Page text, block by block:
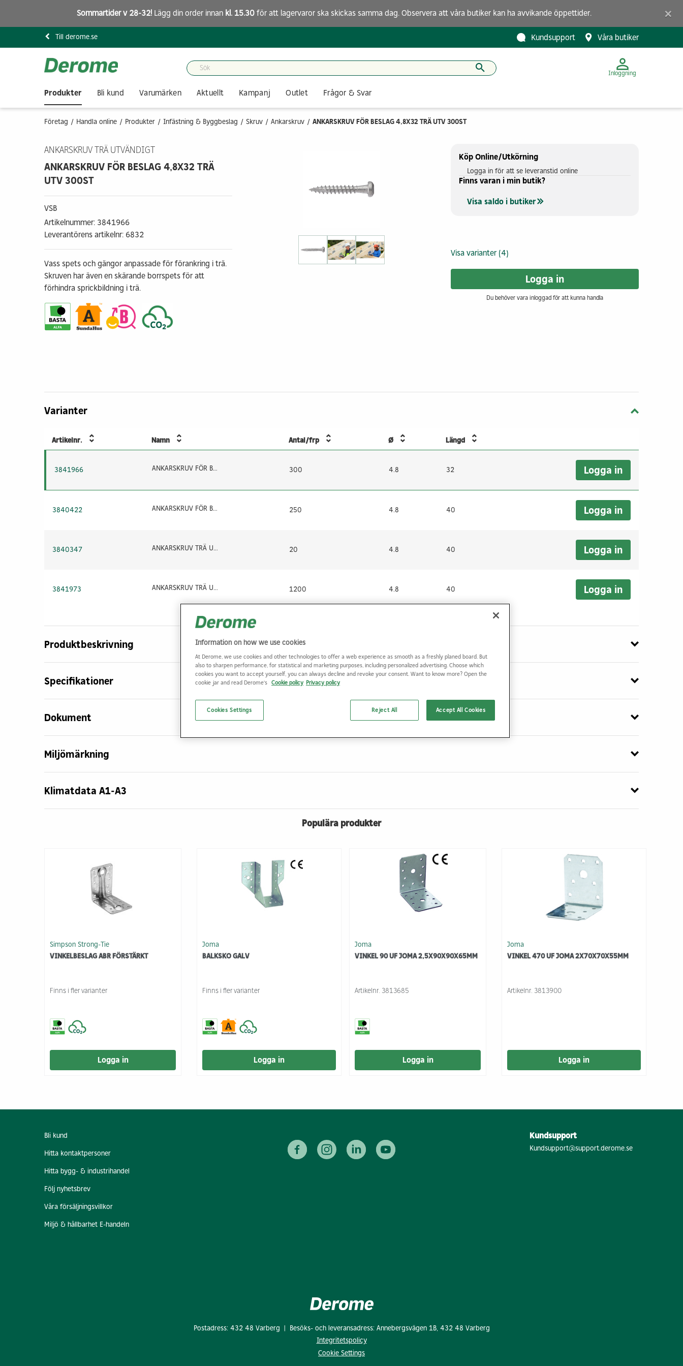
Sommartider v 28-32!Lägg din order innan kl. 15.30för att lagervaror ska skickas samma dag. Observera att våra butikerkan ha avvikande öppettider. ×
Till derome.se Kundsupport Våra butiker
Inloggning
Produkter Bli kund Varumärken Aktuellt Kampanj Outlet Frågor & Svar
Företag Handla online Produkter Infästning & Byggbeslag Skruv Ankarskruv ANKARSKRUV FÖR BESLAG 4,8X32 TRÄ UTV 300ST
ANKARSKRUV TRÄ UTVÄNDIGT
ANKARSKRUV FÖR BESLAG 4,8X32 TRÄ
UTV 300ST
VSB
Artikelnummer: 3841966
Leverantörens artikelnr: 6832
Vass spets och gängor anpassade för förankring i trä.
Skruven har även en skärande borrspets för att
förhindra sprickbildning i trä.
Köp Online/Utkörning
Logga in för att se leveranstid online
Finns varan i min butik?
Visa saldo i butiker
Visa varianter (4)
Logga in
Du behöver vara inloggad för att kunna handla
Varianter
Artikelnr. Namn Antal/frp Ø Längd
3841966 ANKARSKRUV FÖR BESLAG 4,8X32 TRÄ UTV 300ST 300 4.8 32 Logga in
3840422 ANKARSKRUV FÖR BESLAG 4,8X40 TRÄ UTV 250ST 250 4.8 40 Logga in
3840347 ANKARSKRUV TRÄ UTV 4,8X40 20ST 20 4.8 40 Logga in
3841973 ANKARSKRUV TRÄ UTV HINK 4,8X40 1200ST 1200 4.8 40 Logga in
Produktbeskrivning
Specifikationer
Dokument
Miljömärkning
Klimatdata A1-A3
Populära produkter
Simpson Strong-Tie
VINKELBESLAG ABR FÖRSTÄRKT
Finns i fler varianter
Logga in
Joma
BALKSKO GALV
Finns i fler varianter
Logga in
Joma
VINKEL 90 UF JOMA 2,5X90X90X65MM
Artikelnr. 3813685
Logga in
Joma
VINKEL 470 UF JOMA 2X70X70X55MM
Artikelnr. 3813900
Logga in
Bli kund
Hitta kontaktpersoner
Hitta bygg- & industrihandel
Följ nyhetsbrev
Våra försäljningsvillkor
Miljö & hållbarhet E-handeln
Kundsupport
Kundsupport@support.derome.se
Postadress: 432 48 Varberg | Besöks- och leveransadress: Annebergsvägen 1B, 432 48 Varberg
Integritetspolicy
Cookie Settings
Information on how we use cookies
At Derome, we use cookies and other technologies to offer a web experience as smooth as a freshly planed board. But
also to sharpen performance, for statistical and marketing purposes, including personalized advertising. Choose which
cookies you want to accept yourself, you can always decline and revoke your consent. Want to know more? Open the
cookie jar and read Derome's Cookie policy Privacy policy
Reject All Accept All Cookies
Cookies Settings